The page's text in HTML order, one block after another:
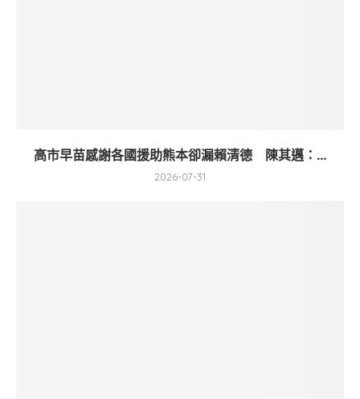
高市早苗感謝各國援助熊本卻漏賴清德 陳其邁：...
2026-07-31